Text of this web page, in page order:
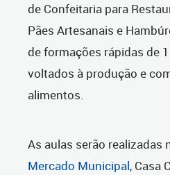
de Confeitaria para
Pães Artesanais e
de formações rápidas de
voltados à produção e
alimentos.
As aulas serão realizadas
Mercado Municipal, Casa